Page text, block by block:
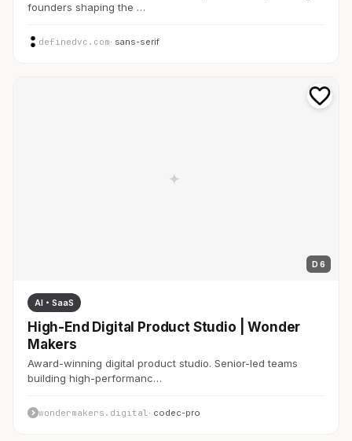
founders shaping the …
definedvc.com· sans-serif
D 6
AI・SaaS
High-End Digital Product Studio | Wonder
Makers
Award-winning digital product studio. Senior-led teams
building high-performanc…
wondermakers.digital · codec-pro